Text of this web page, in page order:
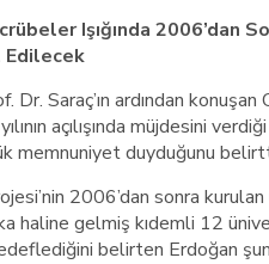
Işığında 2006’dan
Edilecek
Dr. Saraç’ın ardından
açılışında müjdesini
memnuniyet duyduğunu
2006’dan sonra
haline gelmiş kıdemli 12
belirten Erdoğan